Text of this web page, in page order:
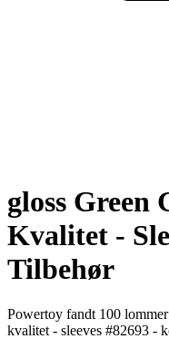
gloss Green
Kvalitet -
Tilbehør
Powertoy fandt 100
kvalitet - sleeves #82693 -